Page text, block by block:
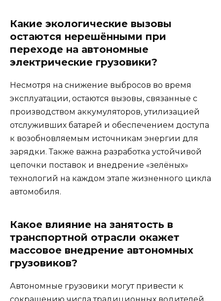
Какие экологические вызовы
остаются нерешёнными при
переходе на автономные
электрические грузовики?
Несмотря на снижение выбросов во время
эксплуатации, остаются вызовы, связанные с
производством аккумуляторов, утилизацией
отслуживших батарей и обеспечением доступа
к возобновляемым источникам энергии для
зарядки. Также важна разработка устойчивой
цепочки поставок и внедрение «зелёных»
технологий на каждом этапе жизненного цикла
автомобиля.
Какое влияние на занятость в
транспортной отрасли окажет
массовое внедрение автономных
грузовиков?
Автономные грузовики могут привести к